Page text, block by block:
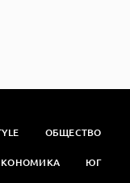
ОБЩЕСТВО
ЮГ